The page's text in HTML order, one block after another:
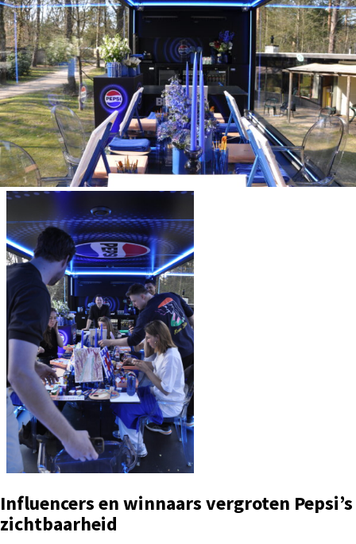
Influencers en winnaars vergroten Pepsi’s
zichtbaarheid